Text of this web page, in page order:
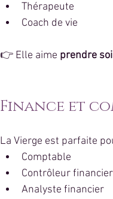
Thérapeute
Coach de vie
👉 Elle aime prendre
Finance et
La Vierge est parfaite
Comptable
Contrôleur financier
Analyste financier